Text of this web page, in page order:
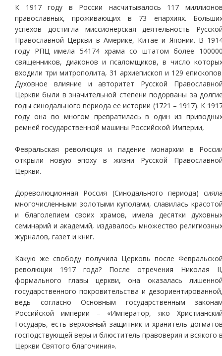
К 1917 году в России насчитывалось 117
православных, проживающих в 73 епархиях.
успехов достигла миссионерская деятельность
Православной Церкви в Америке, Китае и Японии. В
году РПЦ имела 54174 храма со штатом более
священников, диаконов и псаломщиков, в число
входили три митрополита, 31 архиепископ и 129
Духовное влияние и авторитет Русской
Церкви были в значительной степени подорваны за
годы синодального периода ее истории (1721 – 1917). К
году она во многом превратилась в один из
ремней государственной машины Российской Империи,
Февральская революция и падение монархии в
открыли новую эпоху в жизни Русской
Церкви.
Дореволюционная Россия (Синодального периода)
многочисленными золотыми куполами, славилась
и благолепием своих храмов, имела десятки
семинарий и академий, издавалось множество
журналов, газет и книг.
Какую же свободу получила Церковь после
революции 1917 года? После отречения Николая
формального главы церкви, она оказалась
государственного покровительства и
ведь согласно Основным государственным
Российской империи – «Император, яко
Государь, есть верховный защитник и хранитель
господствующей веры и блюститель правоверия и всякого
Церкви Святого благочиния».